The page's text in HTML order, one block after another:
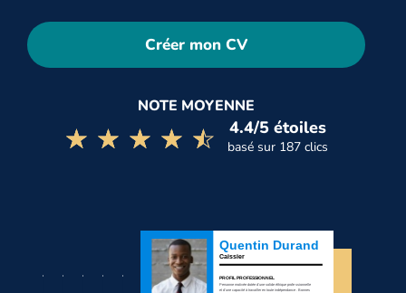
Créer mon CV
NOTE MOYENNE
☆☆☆☆☆
★★★★★ 4.4/5 étoiles
basé sur 187 clics